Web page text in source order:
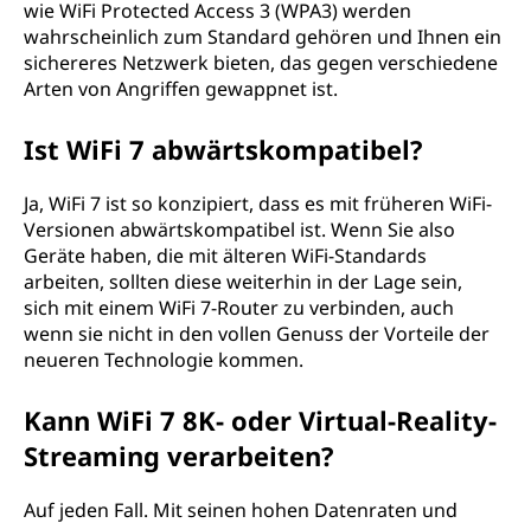
wie WiFi Protected Access 3 (WPA3) werden
wahrscheinlich zum Standard gehören und Ihnen ein
sichereres Netzwerk bieten, das gegen verschiedene
Arten von Angriffen gewappnet ist.
Ist WiFi 7 abwärtskompatibel?
Ja, WiFi 7 ist so konzipiert, dass es mit früheren WiFi-
Versionen abwärtskompatibel ist. Wenn Sie also
Geräte haben, die mit älteren WiFi-Standards
arbeiten, sollten diese weiterhin in der Lage sein,
sich mit einem WiFi 7-Router zu verbinden, auch
wenn sie nicht in den vollen Genuss der Vorteile der
neueren Technologie kommen.
Kann WiFi 7 8K- oder Virtual-Reality-
Streaming verarbeiten?
Auf jeden Fall. Mit seinen hohen Datenraten und